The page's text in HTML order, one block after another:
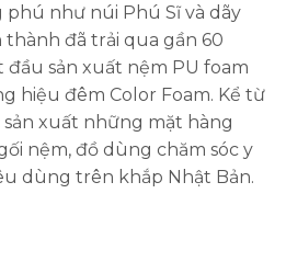
như núi Phú Sĩ và dãy
thành đã trải qua gần 60
đầu sản xuất nệm PU foam
hiệu đêm Color Foam. Kể từ
xuất những mặt hàng
nệm, đồ dùng chăm sóc y
dùng trên khắp Nhật Bản.